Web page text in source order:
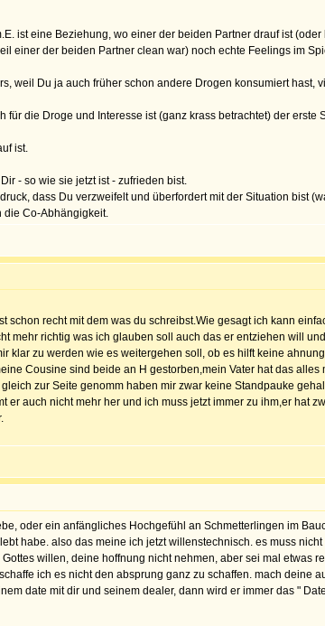
ist eine Beziehung, wo einer der beiden Partner drauf ist
einer der beiden Partner clean war) noch echte Feelings im
weil Du ja auch früher schon andere Drogen konsumiert hast,
die Droge und Interesse ist (ganz krass betrachtet) der
ist.
- so wie sie jetzt ist - zufrieden bist.
dass Du verzweifelt und überfordert mit der Situation bist
die Co-Abhängigkeit.
recht mit dem was du schreibst.Wie gesagt ich kann
mehr richtig was ich glauben soll auch das er entziehen will
klar zu werden wie es weitergehen soll, ob es hilft keine
Cousine sind beide an H gestorben,mein Vater hat das
zur Seite genomm haben mir zwar keine Standpauke
er auch nicht mehr her und ich muss jetzt immer zu ihm,er hat
oder ein anfängliches Hochgefühl an Schmetterlingen im
habe. also das meine ich jetzt willenstechnisch. es muss
willen, deine hoffnung nicht nehmen, aber sei mal etwas
ich es nicht den absprung ganz zu schaffen. mach
date mit dir und seinem dealer, dann wird er immer das "